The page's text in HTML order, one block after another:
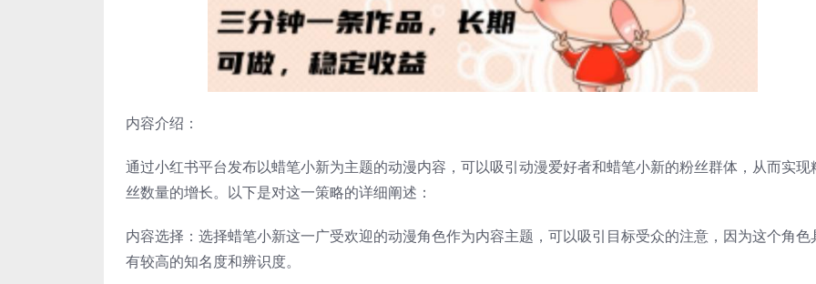
内容介绍：
通过小红书平台发布以蜡笔小新为主题的动漫内容，可以吸引动漫爱好者和蜡笔小新的粉丝群体，从而实现
丝数量的增长。以下是对这一策略的详细阐述：
内容选择：选择蜡笔小新这一广受欢迎的动漫角色作为内容主题，可以吸引目标受众的注意，因为这个角色
有较高的知名度和辨识度。